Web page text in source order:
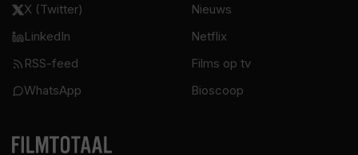
X (Twitter)
LinkedIn
RSS-feed
WhatsApp
Nieuws
Netflix
Films op tv
Bioscoop